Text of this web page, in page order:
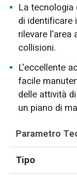
La tecnologia
di identificare
rilevare l'area
collisioni.
L'eccellente
facile
delle attività
un piano di
Parametro
Tipo